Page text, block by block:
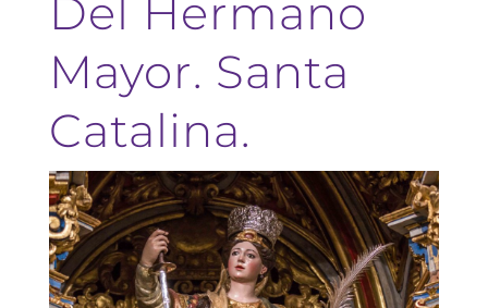
Del Hermano
Mayor. Santa
Catalina.